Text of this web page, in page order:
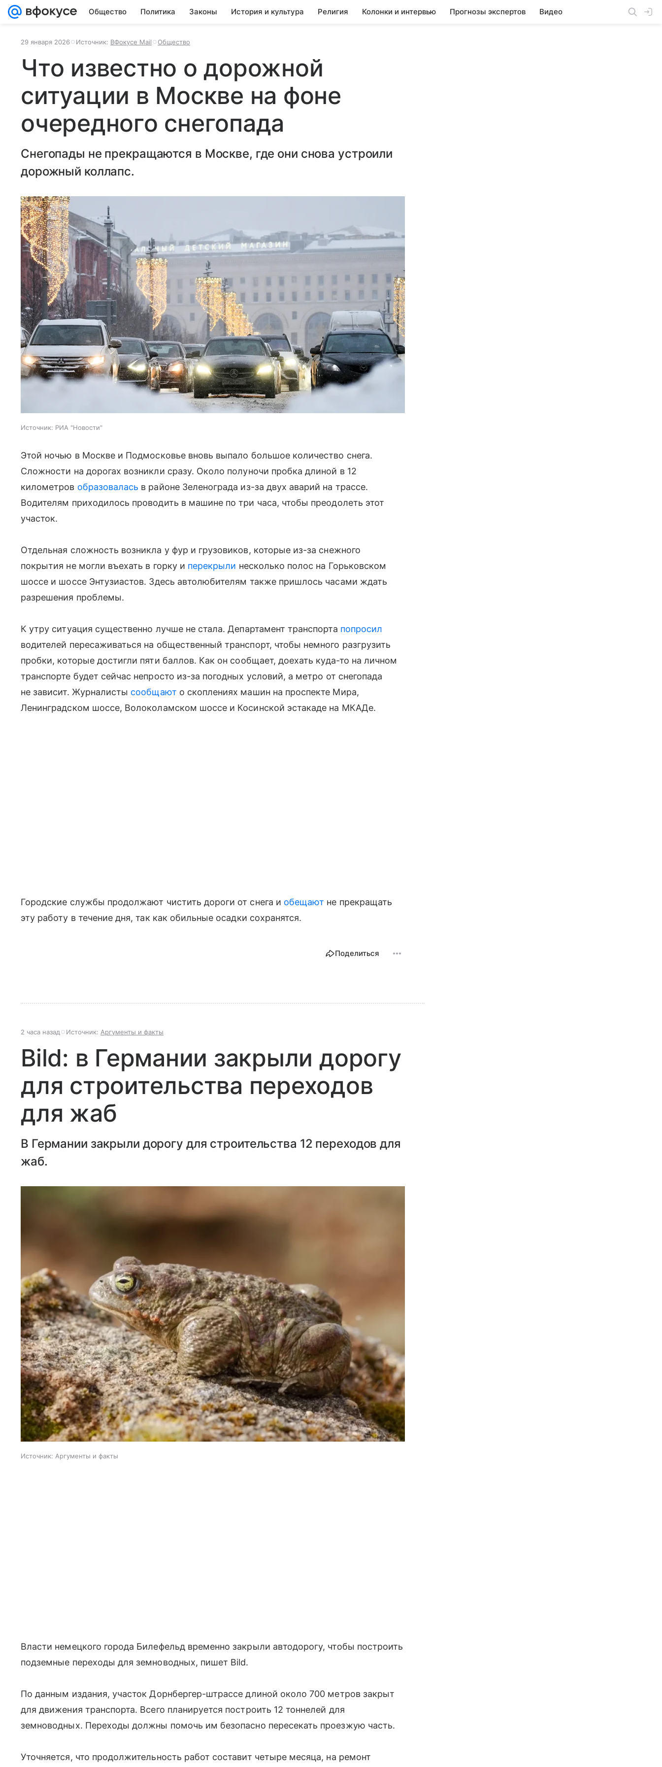
Общество Политика Законы История и культура Религия Колонки и интервью Прогнозы экспертов Видео
29 января 2026 Источник: ВФокусе Mail Общество
Что известно о дорожной
ситуации в Москве на фоне
очередного снегопада
Снегопады не прекращаются в Москве, где они снова устроили
дорожный коллапс.
Источник: РИА "Новости"
Этой ночью в Москве и Подмосковье вновь выпало большое количество снега.
Сложности на дорогах возникли сразу. Около полуночи пробка длиной в 12
километров образовалась в районе Зеленограда из-за двух аварий на трассе.
Водителям приходилось проводить в машине по три часа, чтобы преодолеть этот
участок.
Отдельная сложность возникла у фур и грузовиков, которые из-за снежного
покрытия не могли въехать в горку и перекрыли несколько полос на Горьковском
шоссе и шоссе Энтузиастов. Здесь автолюбителям также пришлось часами ждать
разрешения проблемы.
К утру ситуация существенно лучше не стала. Департамент транспорта попросил
водителей пересаживаться на общественный транспорт, чтобы немного разгрузить
пробки, которые достигли пяти баллов. Как он сообщает, доехать куда-то на личном
транспорте будет сейчас непросто из-за погодных условий, а метро от снегопада
не зависит. Журналисты сообщают о скоплениях машин на проспекте Мира,
Ленинградском шоссе, Волоколамском шоссе и Косинской эстакаде на МКАДе.
Городские службы продолжают чистить дороги от снега и обещают не прекращать
эту работу в течение дня, так как обильные осадки сохранятся.
Поделиться
2 часа назад Источник: Аргументы и факты
Bild: в Германии закрыли дорогу
для строительства переходов
для жаб
В Германии закрыли дорогу для строительства 12 переходов для
жаб.
Источник: Аргументы и факты
Власти немецкого города Билефельд временно закрыли автодорогу, чтобы построить
подземные переходы для земноводных, пишет Bild.
По данным издания, участок Дорнбергер-штрассе длиной около 700 метров закрыт
для движения транспорта. Всего планируется построить 12 тоннелей для
земноводных. Переходы должны помочь им безопасно пересекать проезжую часть.
Уточняется, что продолжительность работ составит четыре месяца, на ремонт